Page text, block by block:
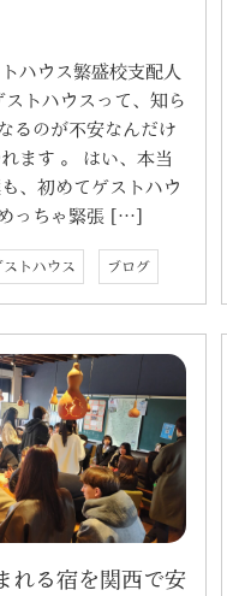
ハウス繁盛校支配人
トハウスって、知ら
るのが不安なんだけ
ます 。 はい、本当
、初めてゲストハウ
っちゃ緊張 […]
ストハウス ブログ
れる宿を関西で安